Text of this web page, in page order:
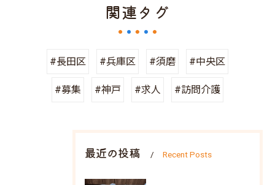
関連タグ
#長田区 #兵庫区 #須磨 #中央区
#募集 #神戸 #求人 #訪問介護
最近の投稿 Recent Posts